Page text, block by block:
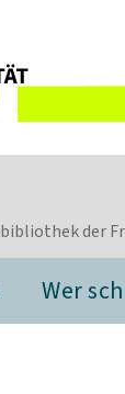
der
Wer